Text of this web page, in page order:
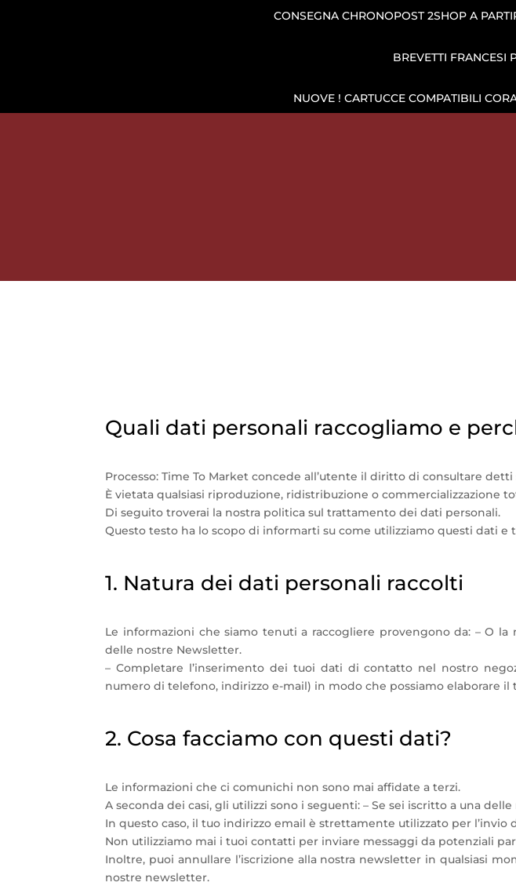
CONSEGNA CHRONOPOST 2SHOP A
BREVETTI FRANCESI
NUOVE ! CARTUCCE COMPATIBILI
Quali dati personali raccogliamo e
Processo: Time To Market concede all’utente il diritto di consultare
È vietata qualsiasi riproduzione, ridistribuzione o commercializzazione
Di seguito troverai la nostra politica sul trattamento dei dati personali.
Questo testo ha lo scopo di informarti su come utilizziamo questi dati
1. Natura dei dati personali raccolti
Le informazioni che siamo tenuti a raccogliere provengono da: – O
delle nostre Newsletter.
– Completare l’inserimento dei tuoi dati di contatto nel nostro
numero di telefono, indirizzo e-mail) in modo che possiamo elaborare il
2. Cosa facciamo con questi dati?
Le informazioni che ci comunichi non sono mai affidate a terzi.
A seconda dei casi, gli utilizzi sono i seguenti: – Se sei iscritto a una
In questo caso, il tuo indirizzo email è strettamente utilizzato per
Non utilizziamo mai i tuoi contatti per inviare messaggi da potenziali
Inoltre, puoi annullare l’iscrizione alla nostra newsletter in qualsiasi
nostre newsletter.